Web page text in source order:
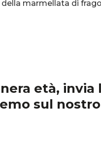
marmellata di
età, invia
sul